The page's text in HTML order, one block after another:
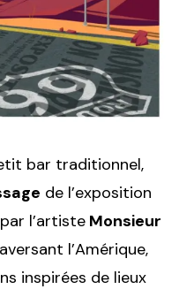
bar traditionnel,
de l’exposition
l’artiste Monsieur
l’Amérique,
inspirées de lieux